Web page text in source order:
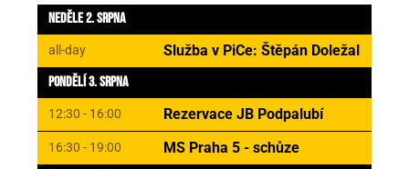
Neděle 2. Srpna
all-day
Služba v PiCe: Štěpán Doležal
Pondělí 3. Srpna
12:30 - 16:00 Rezervace JB Podpalubí
16:30 - 19:00
MS Praha 5 - schůze